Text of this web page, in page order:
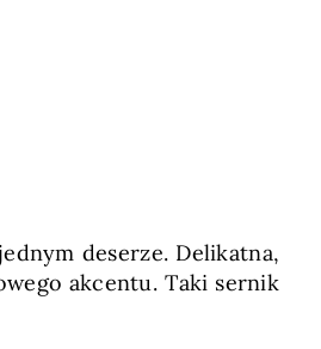
deserze. Delikatna,
akcentu. Taki sernik